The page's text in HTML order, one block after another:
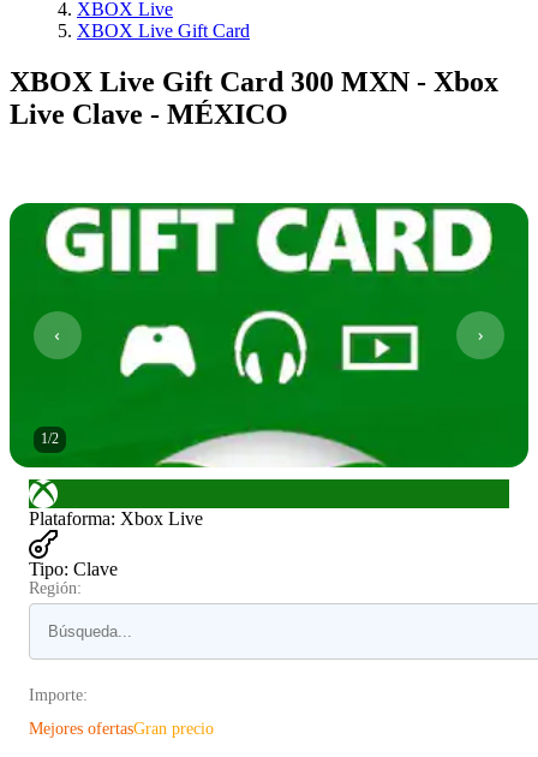
XBOX Live
XBOX Live Gift Card
XBOX Live Gift Card 300 MXN - Xbox
Live Clave - MÉXICO
1/2
Plataforma: Xbox Live
Tipo: Clave
Región:
Importe:
Mejores ofertasGran precio